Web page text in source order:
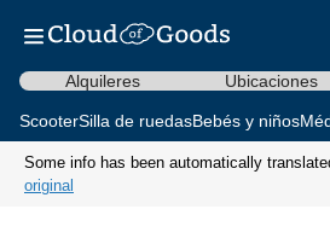
Alquileres Ubicaciones
ScooterSilla de ruedasBebés y niños
Some info has been automatically
original